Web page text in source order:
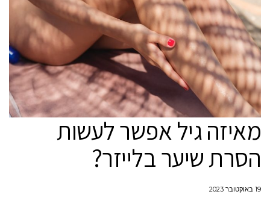
מאיזה גיל אפשר לעשות
הסרת שיער בלייזר?
19 באוקטובר 2023